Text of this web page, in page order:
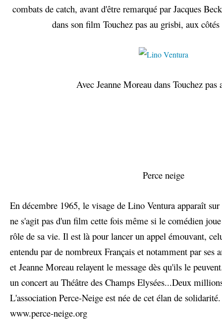
combats de catch, avant d'être remarqué par Jacques
dans son film Touchez pas au grisbi, aux
Avec Jeanne Moreau dans Touchez pas
Perce neige
En décembre 1965, le visage de Lino Ventura apparaît
ne s'agit pas d'un film cette fois même si le comédien
rôle de sa vie. Il est là pour lancer un appel émouvant,
entendu par de nombreux Français et notamment par ses
et Jeanne Moreau relayent le message dès qu'ils le
un concert au Théâtre des Champs Elysées...Deux
L'association Perce-Neige est née de cet élan de solidarité.
www.perce-neige.org